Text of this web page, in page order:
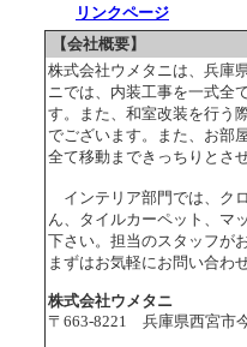
リンクページ
【会社概要】
株式会社ウメタニは、兵庫
ニでは、内装工事を一式全
す。また、和室改装を行う
でございます。また、お部
全て移動まできっちりとさ
インテリア部門では、ク
ん、タイルカーペット、マ
下さい。担当のスタッフが
まずはお気軽にお問い合わ
株式会社ウメタニ
〒663-8221 兵庫県西宮市